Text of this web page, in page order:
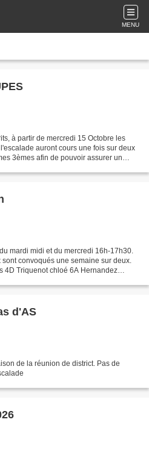
MENU
à partir de mercredi 15 Octobre les
auront cours une fois sur deux
3èmes afin de pouvoir assurer un
mardi midi et du mercredi 16h-17h30.
convoqués une semaine sur deux.
4D Triquenot chloé 6A Hernandez
8 Octobre Pas d'AS
de la réunion de district. Pas de